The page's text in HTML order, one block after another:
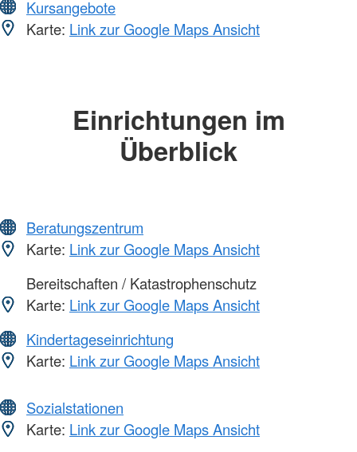
Kursangebote
Karte: Link zur Google Maps Ansicht
Einrichtungen im
Überblick
Beratungszentrum
Karte: Link zur Google Maps Ansicht
Bereitschaften / Katastrophenschutz
Karte: Link zur Google Maps Ansicht
Kindertageseinrichtung
Karte: Link zur Google Maps Ansicht
Sozialstationen
Karte: Link zur Google Maps Ansicht